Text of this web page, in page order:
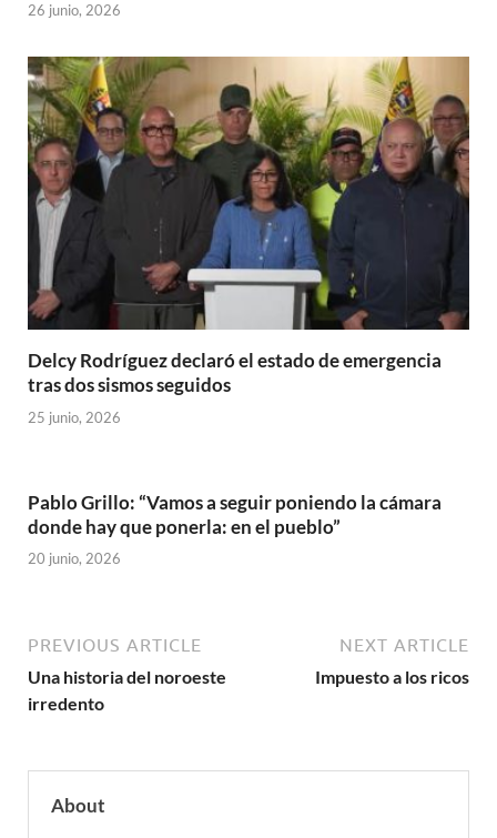
26 junio, 2026
Delcy Rodríguez declaró el estado de emergencia
tras dos sismos seguidos
25 junio, 2026
Pablo Grillo: “Vamos a seguir poniendo la cámara
donde hay que ponerla: en el pueblo”
20 junio, 2026
PREVIOUS ARTICLE
Una historia del noroeste
irredento
NEXT ARTICLE
Impuesto a los ricos
About